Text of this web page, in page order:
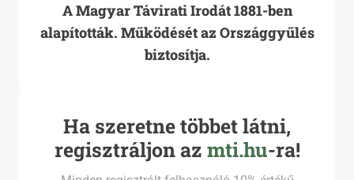
A Magyar Távirati Irodát 1881-ben
alapították. Működését az Országgyűlés
biztosítja.
Ha szeretne többet látni,
regisztráljon az mti.hu-ra!